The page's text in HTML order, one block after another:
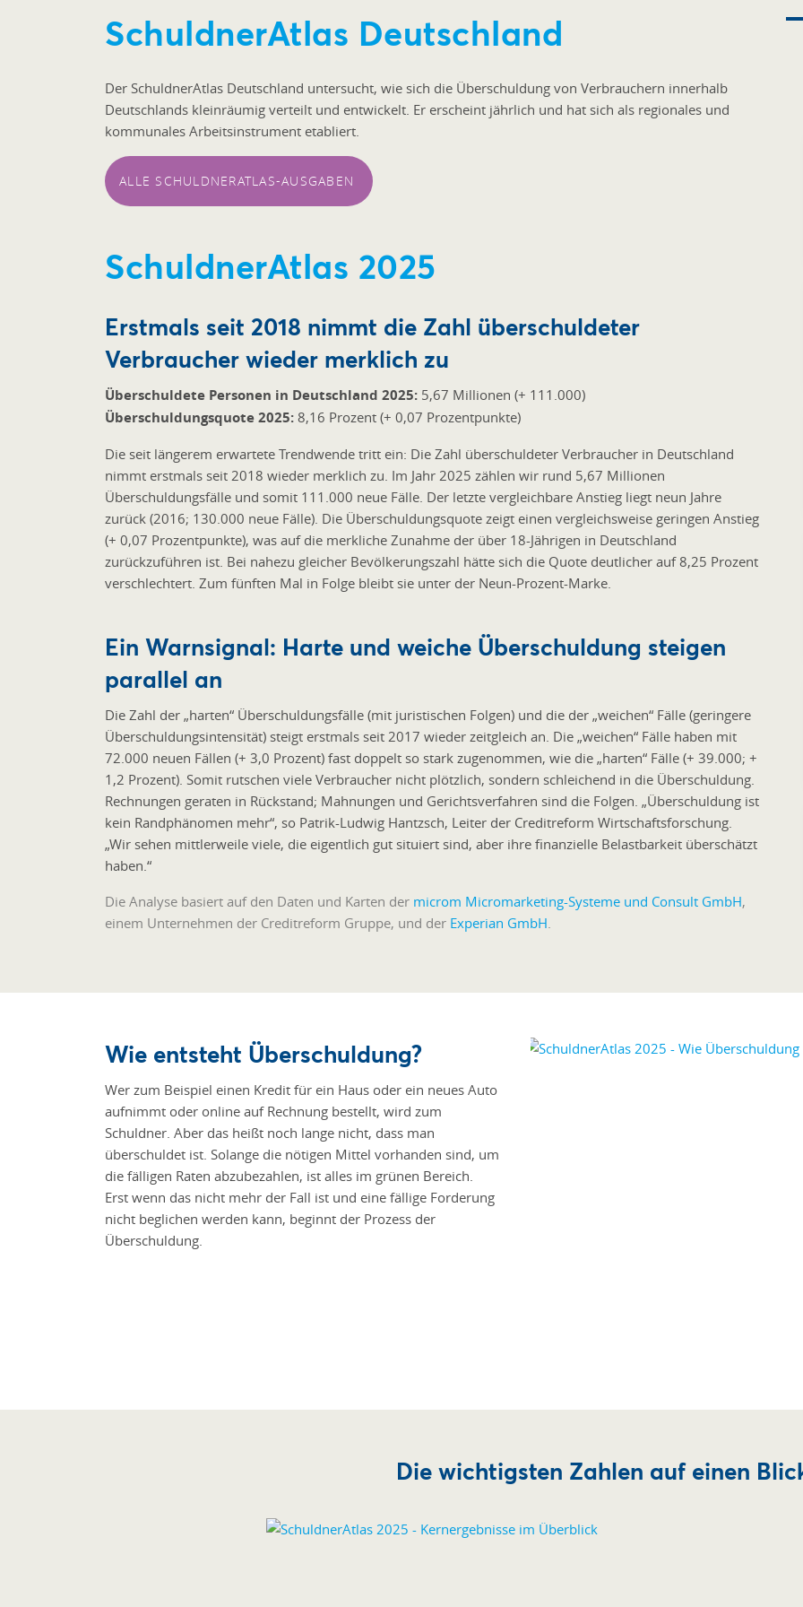
SchuldnerAtlas Deutschland
Der SchuldnerAtlas Deutschland untersucht, wie sich die Überschuldung von Verbrauchern innerhalb
Deutschlands kleinräumig verteilt und entwickelt. Er erscheint jährlich und hat sich als regionales und
kommunales Arbeitsinstrument etabliert.
ALLE SCHULDNERATLAS-AUSGABEN
SchuldnerAtlas 2025
Erstmals seit 2018 nimmt die Zahl überschuldeter
Verbraucher wieder merklich zu
Überschuldete Personen in Deutschland 2025: 5,67 Millionen (+ 111.000)
Überschuldungsquote 2025: 8,16 Prozent (+ 0,07 Prozentpunkte)
Die seit längerem erwartete Trendwende tritt ein: Die Zahl überschuldeter Verbraucher in Deutschland
nimmt erstmals seit 2018 wieder merklich zu. Im Jahr 2025 zählen wir rund 5,67 Millionen
Überschuldungsfälle und somit 111.000 neue Fälle. Der letzte vergleichbare Anstieg liegt neun Jahre
zurück (2016; 130.000 neue Fälle). Die Überschuldungsquote zeigt einen vergleichsweise geringen Anstieg
(+ 0,07 Prozentpunkte), was auf die merkliche Zunahme der über 18-Jährigen in Deutschland
zurückzuführen ist. Bei nahezu gleicher Bevölkerungszahl hätte sich die Quote deutlicher auf 8,25 Prozent
verschlechtert. Zum fünften Mal in Folge bleibt sie unter der Neun-Prozent-Marke.
Ein Warnsignal: Harte und weiche Überschuldung steigen
parallel an
Die Zahl der „harten“ Überschuldungsfälle (mit juristischen Folgen) und die der „weichen“ Fälle (geringere
Überschuldungsintensität) steigt erstmals seit 2017 wieder zeitgleich an. Die „weichen“ Fälle haben mit
72.000 neuen Fällen (+ 3,0 Prozent) fast doppelt so stark zugenommen, wie die „harten“ Fälle (+ 39.000; +
1,2 Prozent). Somit rutschen viele Verbraucher nicht plötzlich, sondern schleichend in die Überschuldung.
Rechnungen geraten in Rückstand; Mahnungen und Gerichtsverfahren sind die Folgen. „Überschuldung ist
kein Randphänomen mehr“, so Patrik-Ludwig Hantzsch, Leiter der Creditreform Wirtschaftsforschung.
„Wir sehen mittlerweile viele, die eigentlich gut situiert sind, aber ihre finanzielle Belastbarkeit überschätzt
haben.“
Die Analyse basiert auf den Daten und Karten der microm Micromarketing-Systeme und Consult GmbH,
einem Unternehmen der Creditreform Gruppe, und der Experian GmbH.
Wie entsteht Überschuldung?
Wer zum Beispiel einen Kredit für ein Haus oder ein neues Auto
aufnimmt oder online auf Rechnung bestellt, wird zum
Schuldner. Aber das heißt noch lange nicht, dass man
überschuldet ist. Solange die nötigen Mittel vorhanden sind, um
die fälligen Raten abzubezahlen, ist alles im grünen Bereich.
Erst wenn das nicht mehr der Fall ist und eine fällige Forderung
nicht beglichen werden kann, beginnt der Prozess der
Überschuldung.
Die wichtigsten Zahlen auf einen